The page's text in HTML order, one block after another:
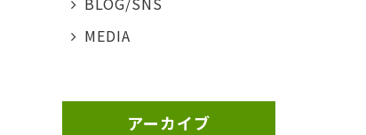
MEDIA
アーカイブ